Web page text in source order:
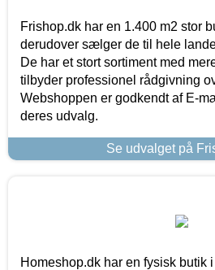
Frishop.dk har en 1.400 m2 stor
derudover sælger de til hele
De har et stort sortiment med
tilbyder professionel rådgivning
Webshoppen er godkendt af E-
deres udvalg.
Se udvalget på
Homeshop.dk har en fysisk butik